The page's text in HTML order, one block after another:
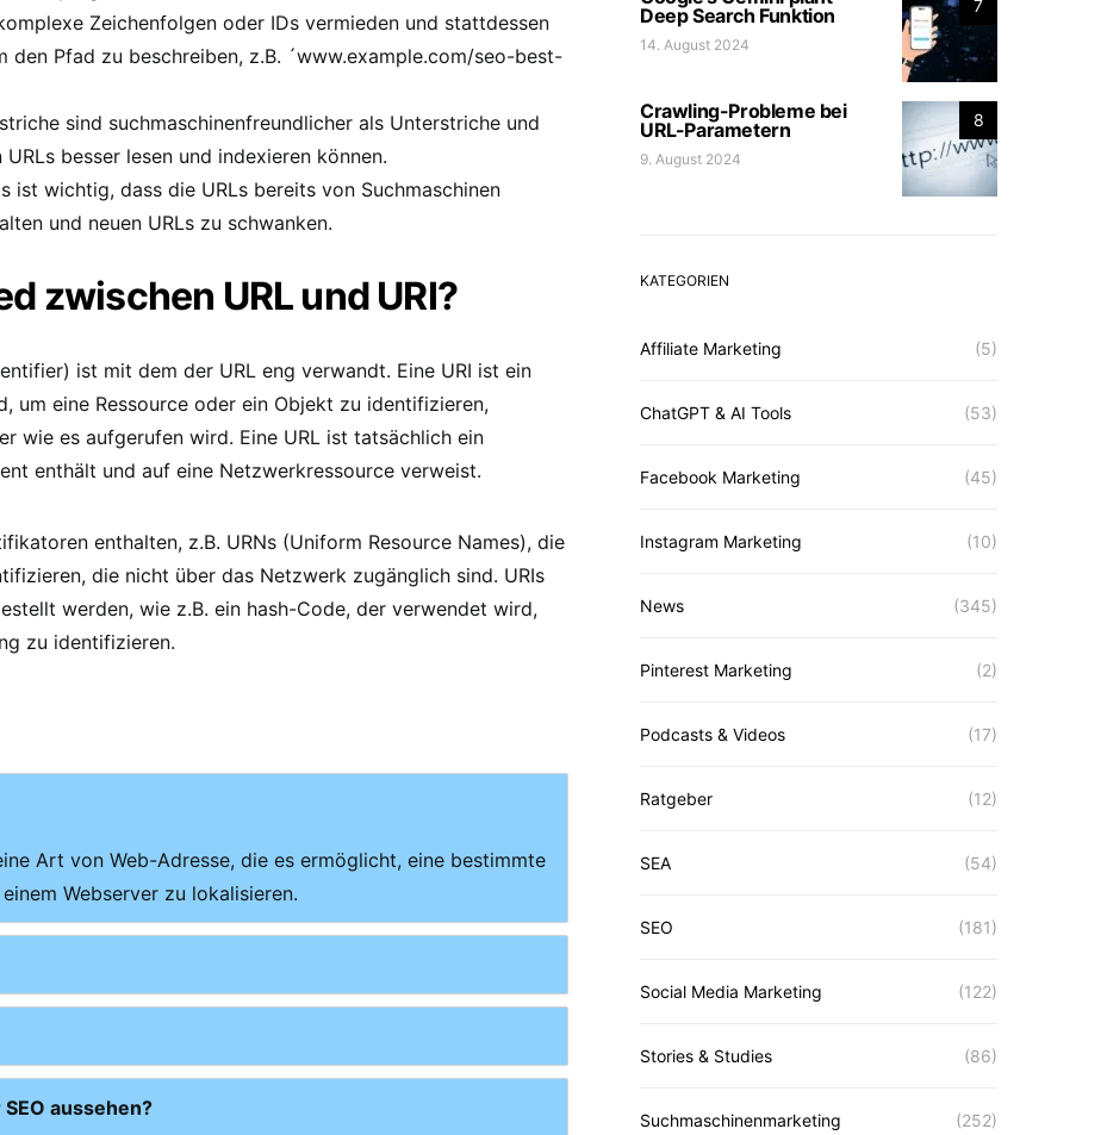
Zeichenfolgen oder IDs vermieden und stattdessen
den Pfad zu beschreiben, z.B. ´www.example.com/seo-best-
sind suchmaschinenfreundlicher als Unterstriche und
besser lesen und indexieren können.
ist wichtig, dass die URLs bereits von Suchmaschinen
und neuen URLs zu schwanken.
zwischen URL und URI?
ist mit dem der URL eng verwandt. Eine URI ist ein
um eine Ressource oder ein Objekt zu identifizieren,
wie es aufgerufen wird. Eine URL ist tatsächlich ein
enthält und auf eine Netzwerkressource verweist.
enthalten, z.B. URNs (Uniform Resource Names), die
die nicht über das Netzwerk zugänglich sind. URIs
werden, wie z.B. ein hash-Code, der verwendet wird,
zu identifizieren.
Art von Web-Adresse, die es ermöglicht, eine bestimmte
Webserver zu lokalisieren.
aussehen?
7
Deep Search Funktion
14. August 2024
8
Crawling-Probleme bei
URL-Parametern
9. August 2024
KATEGORIEN
Affiliate Marketing (5)
ChatGPT & AI Tools (53)
Facebook Marketing (45)
Instagram Marketing (10)
News (345)
Pinterest Marketing (2)
Podcasts & Videos (17)
Ratgeber (12)
SEA (54)
SEO (181)
Social Media Marketing (122)
Stories & Studies (86)
Suchmaschinenmarketing (252)